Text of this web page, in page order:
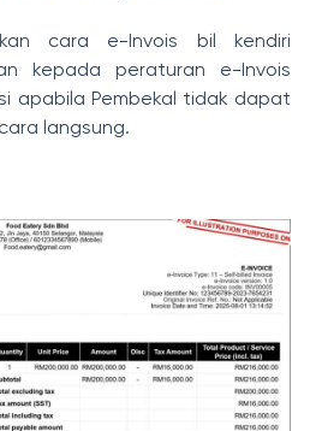
cara e-Invois bil kendiri
kepada peraturan e-Invois
apabila Pembekal tidak dapat
langsung.